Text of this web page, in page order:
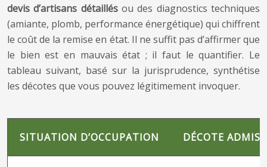
devis d’artisans détaillésou des diagnostics techniques
(amiante, plomb, performance énergétique) qui chiffrent
le coût de la remise en état. Il ne suffit pas d’affirmer que
le bien est en mauvais état ; il faut le quantifier. Le
tableau suivant, basé sur la jurisprudence, synthétise
les décotes que vous pouvez légitimement invoquer.
SITUATION D’OCCUPATION DÉCOTE ADMISE